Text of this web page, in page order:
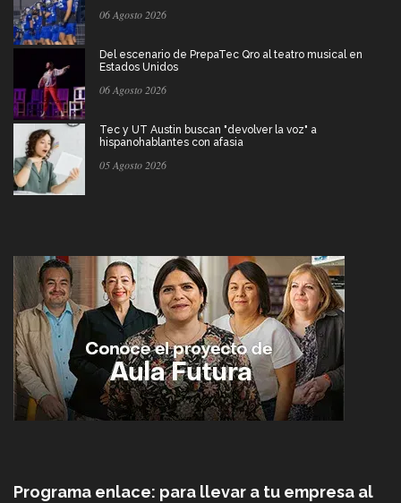
06 Agosto 2026
Del escenario de PrepaTec Qro al teatro musical en
Estados Unidos
06 Agosto 2026
Tec y UT Austin buscan "devolver la voz" a
hispanohablantes con afasia
05 Agosto 2026
Programa enlace: para llevar a tu empresa al